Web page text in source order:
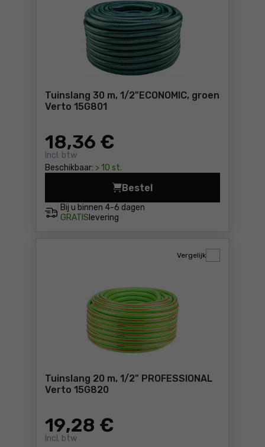
Tuinslang 30 m, 1/2"ECONOMIC, groen
Verto 15G801
18,36 €
Incl. btw
Beschikbaar: > 10 st.
Bij u binnen 4-6 dagen
GRATIS levering
Bestel
Tuinslang 30 m, 1/
Tuinslang 20 m, 1/2" PROFESSIONAL
Verto 15G820
19,28 €
Incl. btw
Vergelijk